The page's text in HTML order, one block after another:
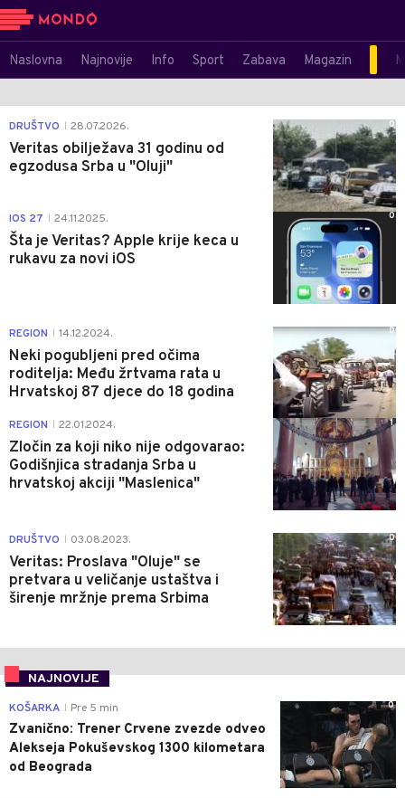
Naslovna Najnovije Info Sport Zabava Magazin
DRUŠTVO 28.07.2026.
Veritas obilježava 31 godinu od
egzodusa Srba u "Oluji"
0
IOS 27 24.11.2025.
Šta je Veritas? Apple krije keca u
rukavu za novi iOS
0
REGION 14.12.2024.
Neki pogubljeni pred očima
roditelja: Među žrtvama rata u
Hrvatskoj 87 djece do 18 godina
0
REGION 22.01.2024.
Zločin za koji niko nije odgovarao:
Godišnjica stradanja Srba u
hrvatskoj akciji "Maslenica"
1
DRUŠTVO 03.08.2023.
Veritas: Proslava "Oluje" se
pretvara u veličanje ustaštva i
širenje mržnje prema Srbima
0
NAJNOVIJE
0
KOŠARKA Pre 5 min
Zvanično: Trener Crvene zvezde odveo
Alekseja Pokuševskog 1300 kilometara
od Beograda